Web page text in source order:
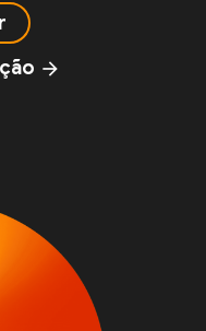
arrow_forward